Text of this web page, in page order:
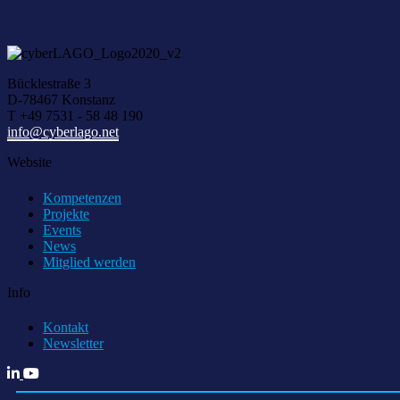
Bücklestraße 3
D-78467 Konstanz
T +49 7531 - 58 48 190
info@cyberlago.net
Website
Kompetenzen
Projekte
Events
News
Mitglied werden
Info
Kontakt
Newsletter